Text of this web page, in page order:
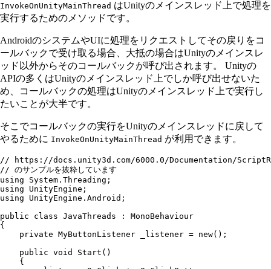
InvokeOnUnityMainThread はUnityのメインスレッド上で処理を
実行するためのメソッドです。
AndroidのシステムやUIに処理をリクエストしてその戻りをコ
ールバックで受け取る場合、大抵の場合はUnityのメインスレ
ッド以外からそのコールバックが呼び出されます。 Unityの
APIの多くはUnityのメインスレッド上でしか呼び出せないた
め、コールバックの処理はUnityのメインスレッド上で実行し
たいことが大半です。
そこでコールバックの実行をUnityのメインスレッドに戻して
やるために InvokeOnUnityMainThread が利用できます。
// https://docs.unity3d.com/6000.0/Documentation/
// のサンプルを抜粋しています
using System . Threading ;
using UnityEngine ;
using UnityEngine . Android ;
public class JavaThreads :
MonoBehaviour
{
    private
MyButtonListener _listener = new();
    public
void Start ()
    {